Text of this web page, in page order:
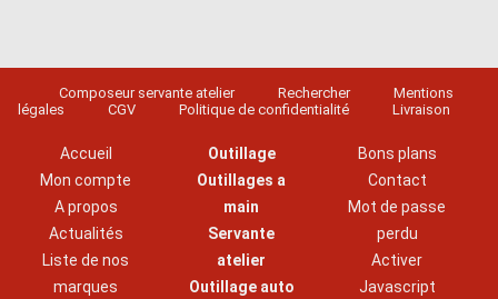
Composeur servante atelier Rechercher
Mentions
légales
CGV Politique de confidentialité Livraison
Accueil
Mon compte
A propos
Actualités
Liste de nos
marques
Outillage
Outillages a
main
Servante
atelier
Outillage auto
Bons plans
Contact
Mot de passe
perdu
Activer
Javascript